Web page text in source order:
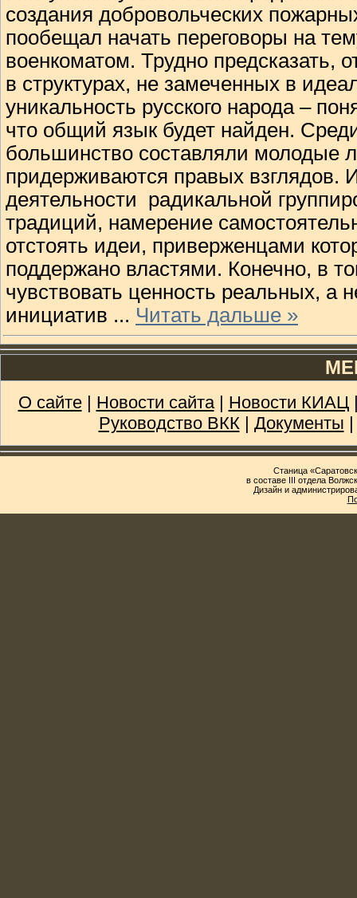
создания добровольческих
пообещал начать переговоры на
военкоматом. Трудно предсказать,
в структурах, не замеченных в
уникальность русского народа –
что общий язык будет найден.
большинство составляли молодые
придерживаются правых взглядов.
деятельности радикальной
традиций, намерение
отстоять идеи, приверженцами
поддержано властями. Конечно, в
чувствовать ценность реальных, а
инициатив ... Читать дальше »
О сайте| Новости сайта| Новости КИАЦ
Руководство ВКК| Документы
Станица
в составе III отдела
Дизайн и